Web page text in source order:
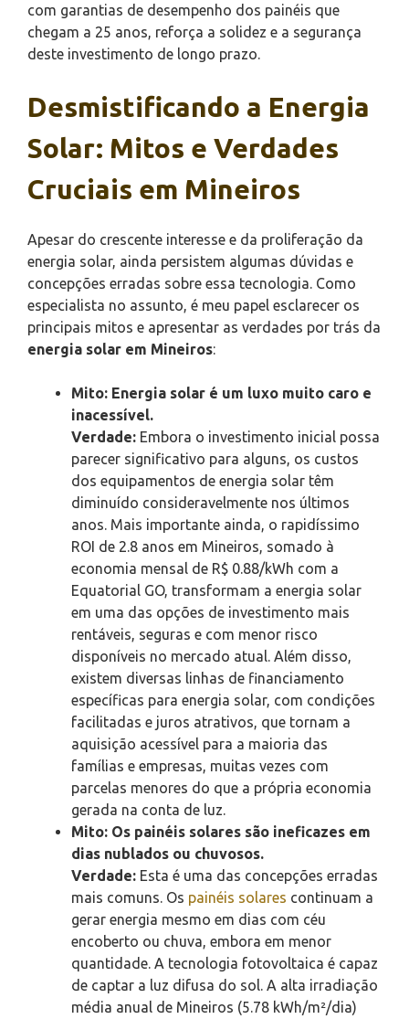
com garantias de desempenho dos painéis que
chegam a 25 anos, reforça a solidez e a segurança
deste investimento de longo prazo.
Desmistificando a Energia
Solar: Mitos e Verdades
Cruciais em Mineiros
Apesar do crescente interesse e da proliferação da
energia solar, ainda persistem algumas dúvidas e
concepções erradas sobre essa tecnologia. Como
especialista no assunto, é meu papel esclarecer os
principais mitos e apresentar as verdades por trás da
energia solar em Mineiros:
Mito: Energia solar é um luxo muito caro e
inacessível.
Verdade: Embora o investimento inicial possa
parecer significativo para alguns, os custos
dos equipamentos de energia solar têm
diminuído consideravelmente nos últimos
anos. Mais importante ainda, o rapidíssimo
ROI de 2.8 anos em Mineiros, somado à
economia mensal de R$ 0.88/kWh com a
Equatorial GO, transformam a energia solar
em uma das opções de investimento mais
rentáveis, seguras e com menor risco
disponíveis no mercado atual. Além disso,
existem diversas linhas de financiamento
específicas para energia solar, com condições
facilitadas e juros atrativos, que tornam a
aquisição acessível para a maioria das
famílias e empresas, muitas vezes com
parcelas menores do que a própria economia
gerada na conta de luz.
Mito: Os painéis solares são ineficazes em
dias nublados ou chuvosos.
Verdade: Esta é uma das concepções erradas
mais comuns. Os painéis solares continuam a
gerar energia mesmo em dias com céu
encoberto ou chuva, embora em menor
quantidade. A tecnologia fotovoltaica é capaz
de captar a luz difusa do sol. A alta irradiação
média anual de Mineiros (5.78 kWh/m²/dia)